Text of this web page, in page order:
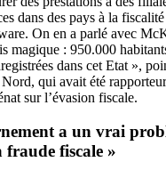
dans des pays à la
On en a parlé avec
magique : 950.000
dans cet Etat »,
qui avait été
sur l’évasion fiscale.
a un vrai
fraude fiscale »